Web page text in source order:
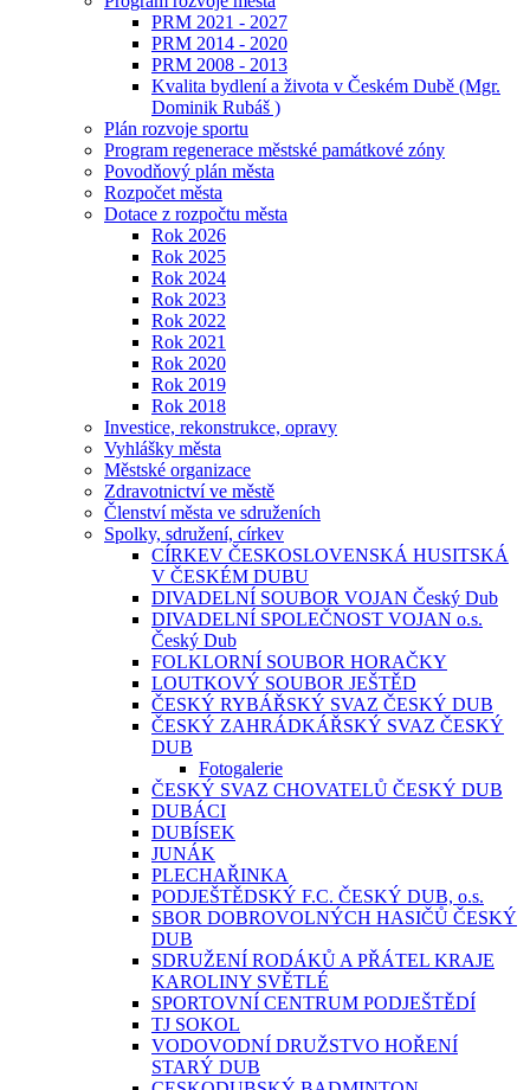
PRM 2021 - 2027
PRM 2014 - 2020
PRM 2008 - 2013
Kvalita bydlení a života v Českém Dubě (Mgr.
Dominik Rubáš )
Plán rozvoje sportu
Program regenerace městské památkové zóny
Povodňový plán města
Rozpočet města
Dotace z rozpočtu města
Rok 2026
Rok 2025
Rok 2024
Rok 2023
Rok 2022
Rok 2021
Rok 2020
Rok 2019
Rok 2018
Investice, rekonstrukce, opravy
Vyhlášky města
Městské organizace
Zdravotnictví ve městě
Členství města ve sdruženích
Spolky, sdružení, církev
CÍRKEV ČESKOSLOVENSKÁ HUSITSKÁ
V ČESKÉM DUBU
DIVADELNÍ SOUBOR VOJAN Český Dub
DIVADELNÍ SPOLEČNOST VOJAN o.s.
Český Dub
FOLKLORNÍ SOUBOR HORAČKY
LOUTKOVÝ SOUBOR JEŠTĚD
ČESKÝ RYBÁŘSKÝ SVAZ ČESKÝ DUB
ČESKÝ ZAHRÁDKÁŘSKÝ SVAZ ČESKÝ
DUB
Fotogalerie
ČESKÝ SVAZ CHOVATELŮ ČESKÝ DUB
DUBÁCI
DUBÍSEK
JUNÁK
PLECHAŘINKA
PODJEŠTĚDSKÝ F.C. ČESKÝ DUB, o.s.
SBOR DOBROVOLNÝCH HASIČŮ ČESKÝ
DUB
SDRUŽENÍ RODÁKŮ A PŘÁTEL KRAJE
KAROLINY SVĚTLÉ
SPORTOVNÍ CENTRUM PODJEŠTĚDÍ
TJ SOKOL
VODOVODNÍ DRUŽSTVO HOŘENÍ
STARÝ DUB